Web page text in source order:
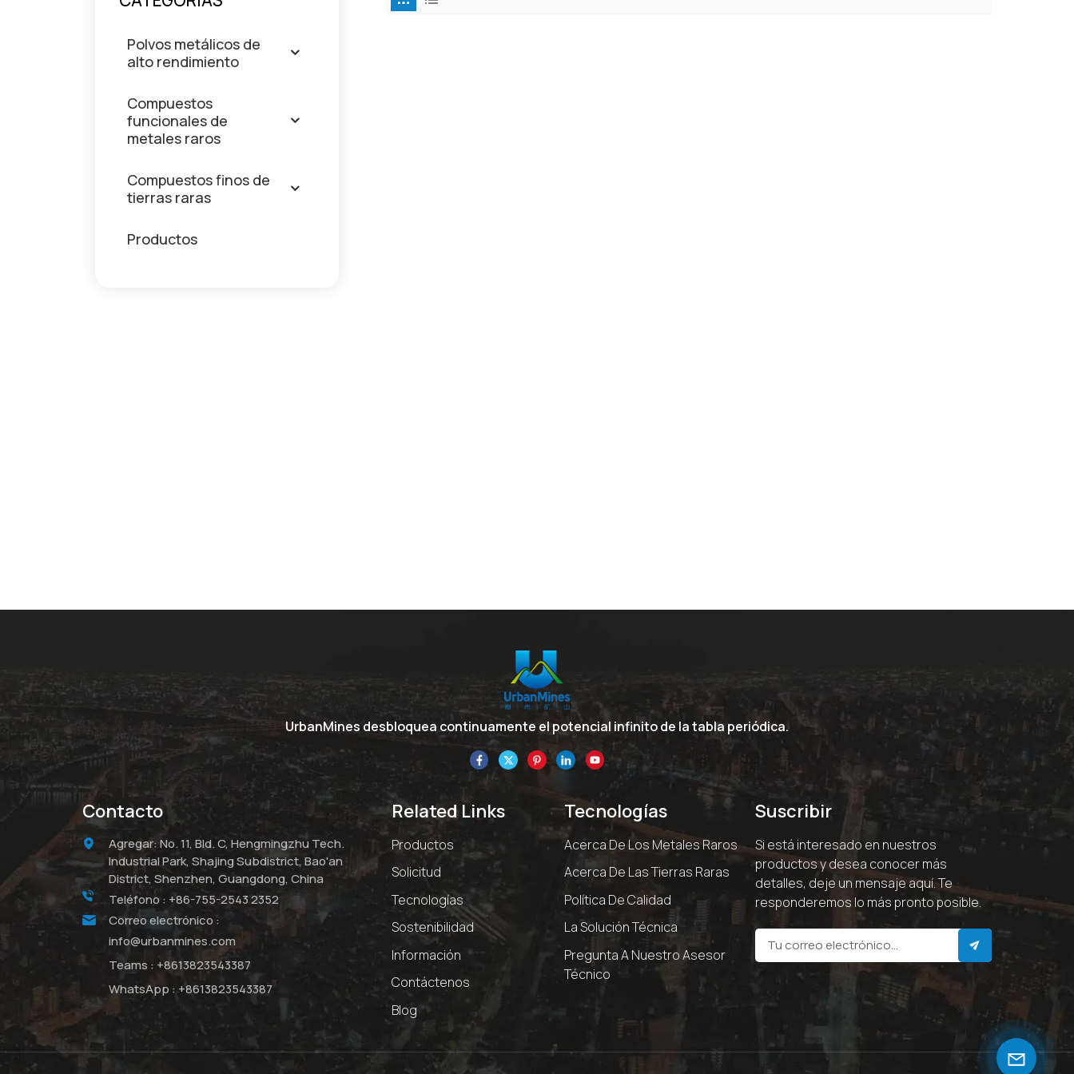
Polvos metálicos de
alto rendimiento
Compuestos
funcionales de
metales raros
Compuestos finos de
tierras raras
Productos
UrbanMines desbloquea continuamente el potencial infinito de la tabla periódica.
Contacto
Agregar: No. 11, Bld. C, Hengmingzhu Tech.
Industrial Park, Shajing Subdistrict, Bao'an
District, Shenzhen, Guangdong, China
Teléfono : +86-755-2543 2352
Correo electrónico :
info@urbanmines.com
Teams : +8613823543387
WhatsApp : +8613823543387
Related Links
Productos
Solicitud
Tecnologías
Sostenibilidad
Información
Contáctenos
Blog
Tecnologías
Acerca De Los Metales Raros
Acerca De Las Tierras Raras
Política De Calidad
La Solución Técnica
Pregunta A Nuestro Asesor
Técnico
Suscribir
Si está interesado en nuestros
productos y desea conocer más
detalles, deje un mensaje aquí. Te
responderemos lo más pronto posible.